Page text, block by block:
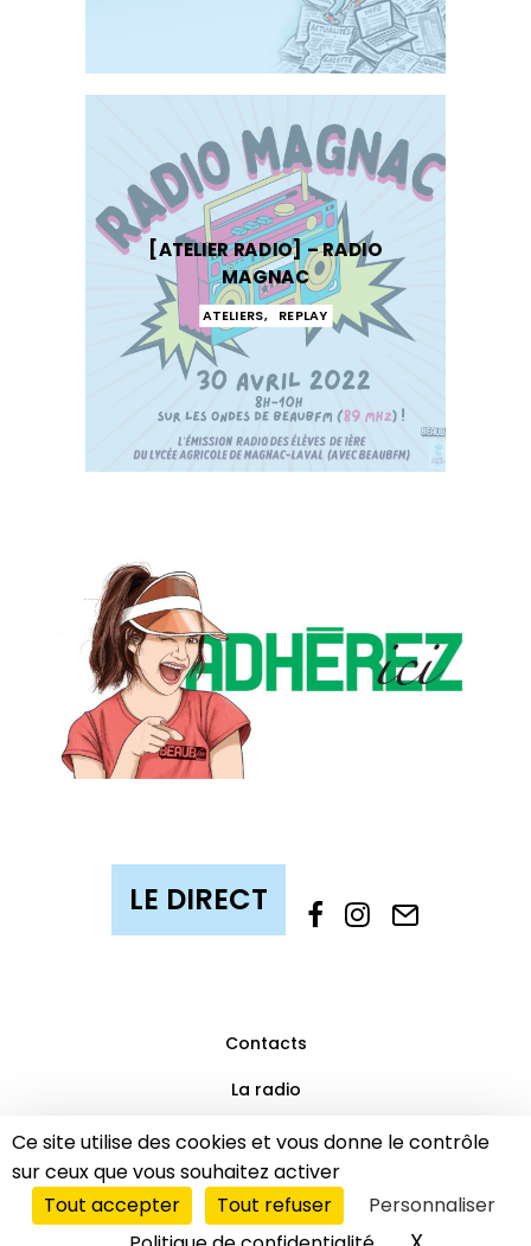
Ce site utilise des cookies et vous donne le contrôle
sur ceux que vous souhaitez activer
Tout accepter
Tout refuser
Personnaliser
[ATELIER RADIO] – RADIO
MAGNAC
ATELIERS, REPLAY
Contacts
La radio
Mentions légales
Partenaires
© 2019 Beaub’FM | Tous droits réservés.
LE DIRECT